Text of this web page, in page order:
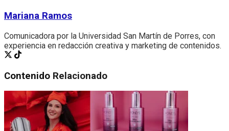
Mariana Ramos
Comunicadora por la Universidad San Martín de Porres, con
experiencia en redacción creativa y marketing de contenidos.
Contenido Relacionado